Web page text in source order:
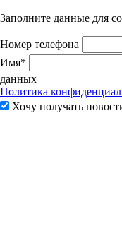
Заполните данные для
Номер телефона
Имя*
данных
Политика
Хочу получать